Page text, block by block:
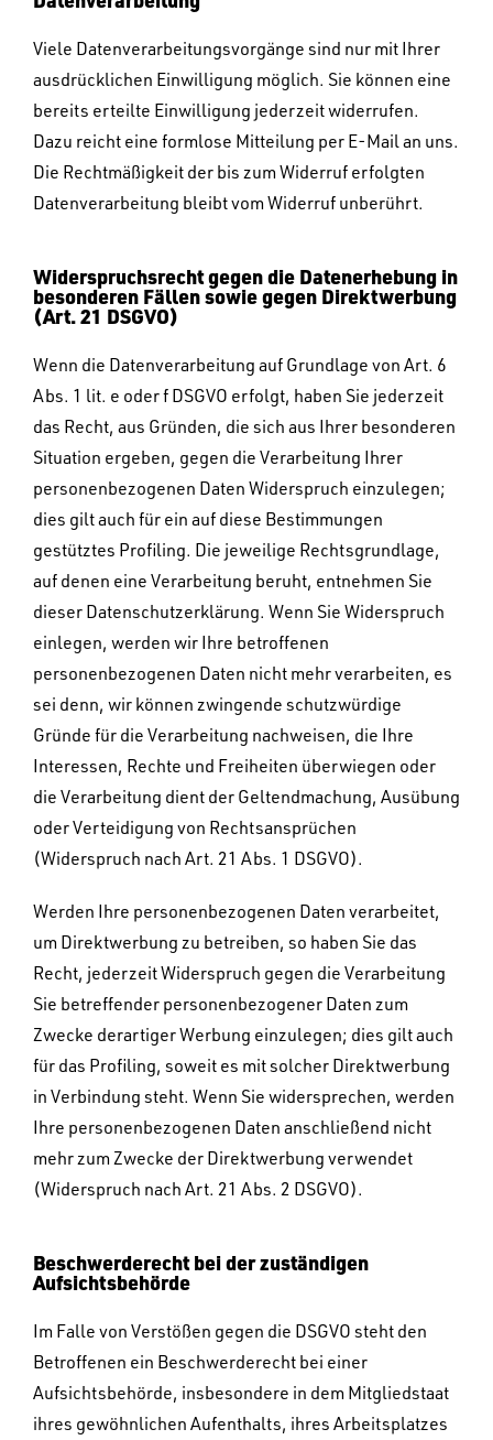
Viele Datenverarbeitungsvorgänge sind nur mit Ihrer
ausdrücklichen Einwilligung möglich. Sie können eine
bereits erteilte Einwilligung jederzeit widerrufen.
Dazu reicht eine formlose Mitteilung per E-Mail an uns.
Die Rechtmäßigkeit der bis zum Widerruf erfolgten
Datenverarbeitung bleibt vom Widerruf unberührt.
Widerspruchsrecht gegen die Datenerhebung in
besonderen Fällen sowie gegen Direktwerbung
(Art. 21 DSGVO)
Wenn die Datenverarbeitung auf Grundlage von Art. 6
Abs. 1 lit. e oder f DSGVO erfolgt, haben Sie jederzeit
das Recht, aus Gründen, die sich aus Ihrer besonderen
Situation ergeben, gegen die Verarbeitung Ihrer
personenbezogenen Daten Widerspruch einzulegen;
dies gilt auch für ein auf diese Bestimmungen
gestütztes Profiling. Die jeweilige Rechtsgrundlage,
auf denen eine Verarbeitung beruht, entnehmen Sie
dieser Datenschutzerklärung. Wenn Sie Widerspruch
einlegen, werden wir Ihre betroffenen
personenbezogenen Daten nicht mehr verarbeiten, es
sei denn, wir können zwingende schutzwürdige
Gründe für die Verarbeitung nachweisen, die Ihre
Interessen, Rechte und Freiheiten überwiegen oder
die Verarbeitung dient der Geltendmachung, Ausübung
oder Verteidigung von Rechtsansprüchen
(Widerspruch nach Art. 21 Abs. 1 DSGVO).
Werden Ihre personenbezogenen Daten verarbeitet,
um Direktwerbung zu betreiben, so haben Sie das
Recht, jederzeit Widerspruch gegen die Verarbeitung
Sie betreffender personenbezogener Daten zum
Zwecke derartiger Werbung einzulegen; dies gilt auch
für das Profiling, soweit es mit solcher Direktwerbung
in Verbindung steht. Wenn Sie widersprechen, werden
Ihre personenbezogenen Daten anschließend nicht
mehr zum Zwecke der Direktwerbung verwendet
(Widerspruch nach Art. 21 Abs. 2 DSGVO).
Beschwerderecht bei der zuständigen
Aufsichtsbehörde
Im Falle von Verstößen gegen die DSGVO steht den
Betroffenen ein Beschwerderecht bei einer
Aufsichtsbehörde, insbesondere in dem Mitgliedstaat
ihres gewöhnlichen Aufenthalts, ihres Arbeitsplatzes